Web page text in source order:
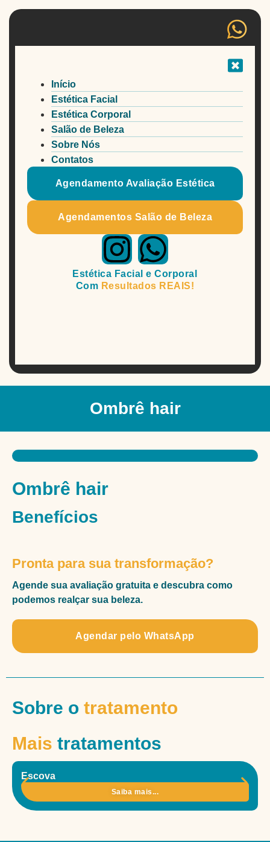
Início
Estética Facial
Estética Corporal
Salão de Beleza
Sobre Nós
Contatos
Agendamento Avaliação Estética
Agendamentos Salão de Beleza
Estética Facial e Corporal
Com Resultados REAIS!
Ombrê hair
Ombrê hair
Benefícios
Pronta para sua transformação?
Agende sua avaliação gratuita e descubra como
podemos realçar sua beleza.
Agendar pelo WhatsApp
Sobre o tratamento
Mais tratamentos
Escova
Saiba mais...